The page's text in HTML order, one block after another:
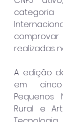
realizadas
A edição
em
Pequenos
Rural e